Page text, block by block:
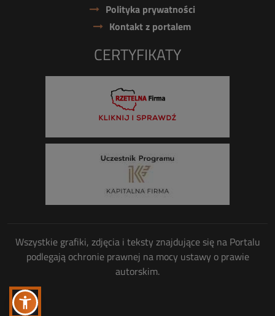
Polityka prywatności
Kontakt z portalem
CERTYFIKATY
Wszystkie grafiki, zdjęcia i teksty znajdujące się na Portalu
podlegają ochronie prawnej na mocy ustawy o prawie
autorskim.